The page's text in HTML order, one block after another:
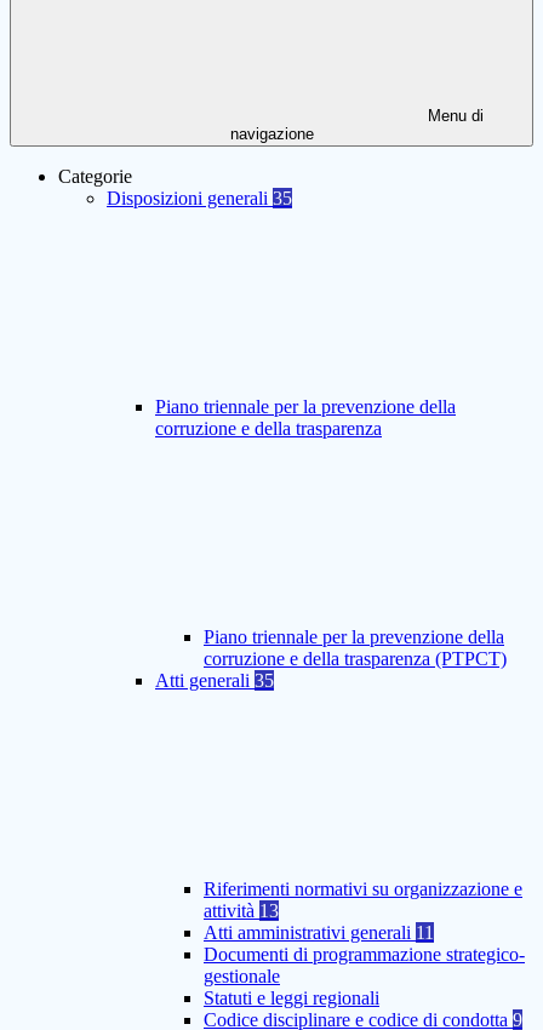
Menu di
navigazione
Categorie
Disposizioni generali 35
Piano triennale per la prevenzione della
corruzione e della trasparenza
Piano triennale per la prevenzione della
corruzione e della trasparenza (PTPCT)
Atti generali 35
Riferimenti normativi su organizzazione e
attività 13
Atti amministrativi generali 11
Documenti di programmazione strategico-
gestionale
Statuti e leggi regionali
Codice disciplinare e codice di condotta 9